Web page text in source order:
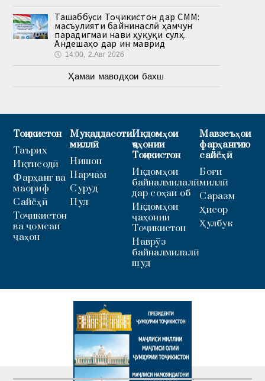
Ташаббуси Тоҷикистон дар СММ:
масъулияти байнинаслӣ ҳамчун
парадигмаи нави ҳуқуқи сулҳ.
Андешаҳо дар ин маврид
🕔 14:00, 2.Авг 2026
Ҳамаи маводҳои бахш
Тоҷикистон
Таърих
Иқтисодӣ
Фарҳанг ва
маориф
Сайёҳӣ
Тоҷикистон
ва ҷомеаи
ҷаҳон
Муқаддасоти
миллӣ
Нишон
Парчам
Суруд
Пул
Иқдомҳои
ҷаҳонии
Тоҷикистон
Иқдомҳои
байналмилалӣ
дар соҳаи об
Иқдомҳои
ҷаҳонии
Тоҷикистон
Наврӯз
байналмилалӣ
шуд
Мавзеъҳои
фарҳангию
сайёҳӣ
Боғи
миллӣ
Саразм
Ҳисор
Ҳулбук